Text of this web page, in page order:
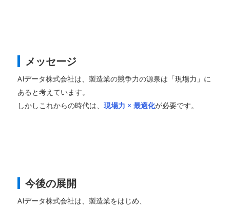
メッセージ
AIデータ株式会社は、製造業の競争力の源泉は「現場力」に
あると考えています。
しかしこれからの時代は、 現場力 × 最適化が必要です。
今後の展開
AIデータ株式会社は、製造業をはじめ、